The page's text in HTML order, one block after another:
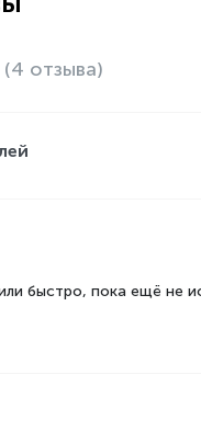
Количество барабанов
(4 отзыва)
быстро, пока ещё не